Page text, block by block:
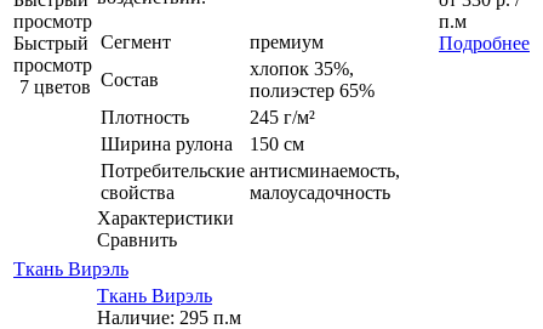
просмотр
Быстрый
просмотр
7 цветов
Сегмент
премиум
Состав
хлопок 35%,
полиэстер 65%
Плотность
245 г/м²
Ширина рулона
150 см
Потребительские
свойства
антисминаемость,
малоусадочность
Характеристики
Сравнить
п.м
Подробнее
Ткань Вирэль
Ткань Вирэль
Наличие: 295 п.м